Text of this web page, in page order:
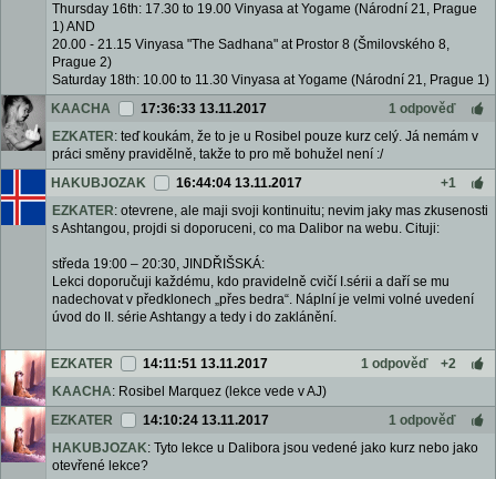
Thursday 16th: 17.30 to 19.00 Vinyasa at Yogame (Národní 21, Prague
1) AND
20.00 - 21.15 Vinyasa "The Sadhana" at Prostor 8 (Šmilovského 8,
Prague 2)
Saturday 18th: 10.00 to 11.30 Vinyasa at Yogame (Národní 21, Prague 1)
KAACHA
17:36:33 13.11.2017
1 odpověď
EZKATER: teď koukám, že to je u Rosibel pouze kurz celý. Já nemám v
práci směny pravidělně, takže to pro mě bohužel není :/
HAKUBJOZAK
16:44:04 13.11.2017
+1
EZKATER: otevrene, ale maji svoji kontinuitu; nevim jaky mas zkusenosti
s Ashtangou, projdi si doporuceni, co ma Dalibor na webu. Cituji:
středa 19:00 – 20:30, JINDŘIŠSKÁ:
Lekci doporučuji každému, kdo pravidelně cvičí I.sérii a daří se mu
nadechovat v předklonech „přes bedra“. Náplní je velmi volné uvedení
úvod do II. série Ashtangy a tedy i do zaklánění.
EZKATER 14:11:51 13.11.2017 1 odpověď
+2
KAACHA: Rosibel Marquez (lekce vede v AJ)
EZKATER
14:10:24 13.11.2017
1 odpověď
HAKUBJOZAK: Tyto lekce u Dalibora jsou vedené jako kurz nebo jako
otevřené lekce?